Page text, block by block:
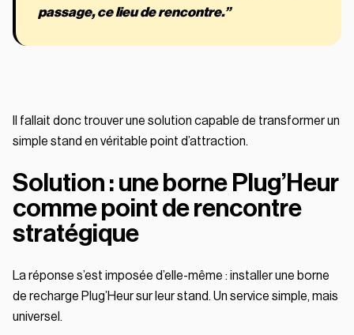
passage, ce lieu de rencontre.”
Il fallait donc trouver une solution capable de transformer un
simple stand en véritable point d’attraction.
Solution : une borne Plug’Heur
comme point de rencontre
stratégique
La réponse s’est imposée d’elle-même : installer une borne
de recharge Plug’Heur sur leur stand. Un service simple, mais
universel.